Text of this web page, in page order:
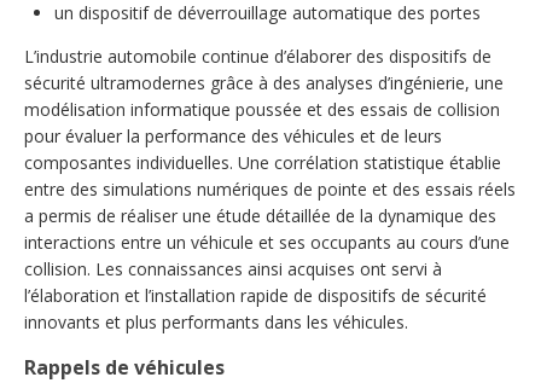
un dispositif de déverrouillage automatique des portes
L’industrie automobile continue d’élaborer des dispositifs de
sécurité ultramodernes grâce à des analyses d’ingénierie, une
modélisation informatique poussée et des essais de collision
pour évaluer la performance des véhicules et de leurs
composantes individuelles. Une corrélation statistique établie
entre des simulations numériques de pointe et des essais réels
a permis de réaliser une étude détaillée de la dynamique des
interactions entre un véhicule et ses occupants au cours d’une
collision. Les connaissances ainsi acquises ont servi à
l’élaboration et l’installation rapide de dispositifs de sécurité
innovants et plus performants dans les véhicules.
Rappels de véhicules